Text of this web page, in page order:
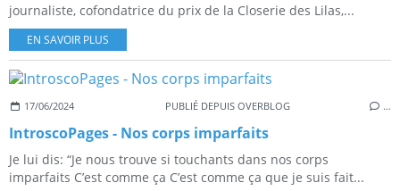
journaliste, cofondatrice du prix de la Closerie des Lilas,...
EN SAVOIR PLUS
17/06/2024 PUBLIÉ DEPUIS OVERBLOG …
IntroscoPages - Nos corps imparfaits
Je lui dis: “Je nous trouve si touchants dans nos corps
imparfaits C’est comme ça C’est comme ça que je suis fait...